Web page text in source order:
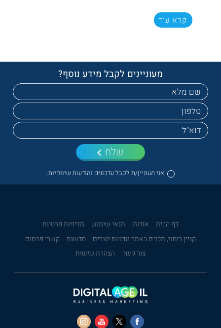
קרא עוד
מעוניינים לקבל מידע נוסף?
אני מעוניין/ת לקבל עדכונים והודעות שיווקיות.
שלח
דף הבית אודות תנאי שימוש
מדיניות פרטיות
קניין רוחני, תכנים באתר וזכויות יוצרים
חדשות
קשרי פרסום
צור קשר
הצהרת נגישות